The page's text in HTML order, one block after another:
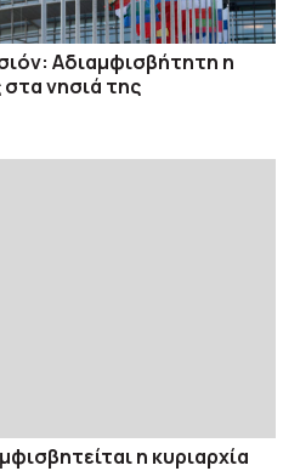
Αδιαμφισβήτητη η
στα νησιά της
η κυριαρχία